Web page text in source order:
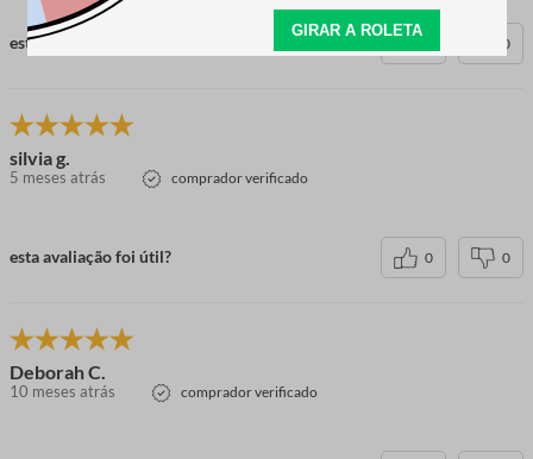
esta avaliação foi útil? 0
silvia g.
5 meses atrás comprador verificado
esta avaliação foi útil? 0 0
Deborah C.
10 meses atrás comprador verificado